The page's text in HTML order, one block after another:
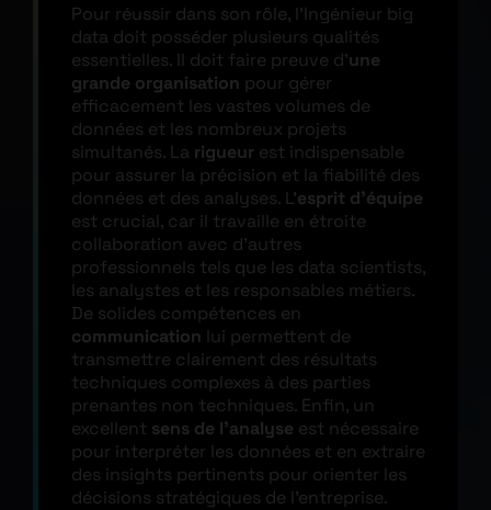
Pour réussir dans son rôle, l’Ingénieur big
data doit posséder plusieurs qualités
essentielles. Il doit faire preuve d’une
grande organisation pour gérer
efficacement les vastes volumes de
données et les nombreux projets
simultanés. La rigueur est indispensable
pour assurer la précision et la fiabilité des
données et des analyses. L’esprit d’équipe
est crucial, car il travaille en étroite
collaboration avec d’autres
professionnels tels que les data scientists,
les analystes et les responsables métiers.
De solides compétences en
communication lui permettent de
transmettre clairement des résultats
techniques complexes à des parties
prenantes non techniques. Enfin, un
excellent sens de l’analyse est nécessaire
pour interpréter les données et en extraire
des insights pertinents pour orienter les
décisions stratégiques de l’entreprise.